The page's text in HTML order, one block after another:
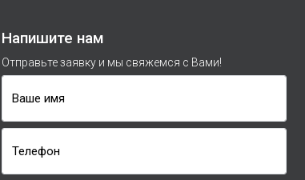
Напишите нам
Отправьте заявку и мы свяжемся с Вами!
Ваше имя
Телефон